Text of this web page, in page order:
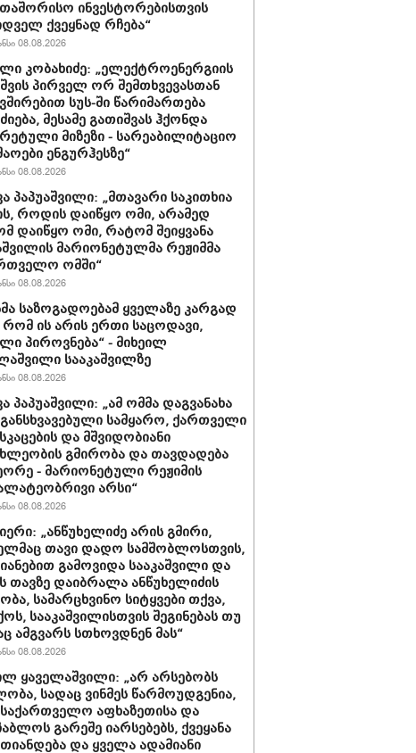
ინვესტორებისთვის
ქვეყნად რჩება“
08.08.2026
კობახიძე: „ელექტროენერგიის
პირველ ორ შემთხვევასთან
სუს-ში წარიმართება
მესამე გათიშვას ჰქონდა
მიზეზი - სარეაბილიტაციო
ენგურჰესზე“
08.08.2026
პაპუაშვილი: „მთავარი საკითხია
როდის დაიწყო ომი, არამედ
დაიწყო ომი, რატომ შეიყვანა
მარიონეტულმა რეჟიმმა
ომში“
08.08.2026
საზოგადოებამ ყველაზე კარგად
რომ ის არის ერთი საცოდავი,
პიროვნება“ - მიხეილ
სააკაშვილზე
08.08.2026
პაპუაშვილი: „ამ ომმა დაგვანახა
სამყარო, ქართველი
და მშვიდობიანი
გმირობა და თავდადება
- მარიონეტული რეჟიმის
არსი“
08.08.2026
„ანწუხელიძე არის გმირი,
თავი დადო სამშობლოსთვის,
გამოვიდა სააკაშვილი და
თავზე დაიბრალა ანწუხელიძის
სამარცხვინო სიტყვები თქვა,
სააკაშვილისთვის შეგინებას თუ
ამგვარს სთხოვდნენ მას“
08.08.2026
ყაველაშვილი: „არ არსებობს
სადაც ვინმეს წარმოუდგენია,
აფხაზეთისა და
გარეშე იარსებებს, ქვეყანა
და ყველა ადამიანი